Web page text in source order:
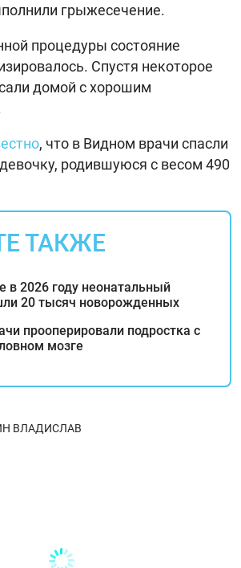
грыжесечение.
процедуры состояние
Спустя некоторое
домой с хорошим
, что в Видном врачи спасли
родившуюся с весом 490
ТАКЖЕ
в 2026 году неонатальный
20 тысяч новорожденных
прооперировали подростка с
мозге
ВЛАДИСЛАВ